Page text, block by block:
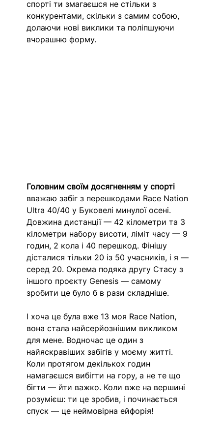
спорті ти змагаєшся не стільки з
конкурентами, скільки з самим собою,
долаючи нові виклики та поліпшуючи
вчорашню форму.
Головним своїм досягненням у спорті
вважаю забіг з перешкодами Race Nation
Ultra 40/40 у Буковелі минулої осені.
Довжина дистанції — 42 кілометри та 3
кілометри набору висоти, ліміт часу — 9
годин, 2 кола і 40 перешкод. Фінішу
дісталися тільки 20 із 50 учасників, і я —
серед 20. Окрема подяка другу Стасу з
іншого проєкту Genesis — самому
зробити це було б в рази складніше.
І хоча це була вже 13 моя Race Nation,
вона стала найсерйознішим викликом
для мене. Водночас це один з
найяскравіших забігів у моєму житті.
Коли протягом декількох годин
намагаєшся вибігти на гору, а не те що
бігти — йти важко. Коли вже на вершині
розумієш: ти це зробив, і починається
спуск — це неймовірна ейфорія!